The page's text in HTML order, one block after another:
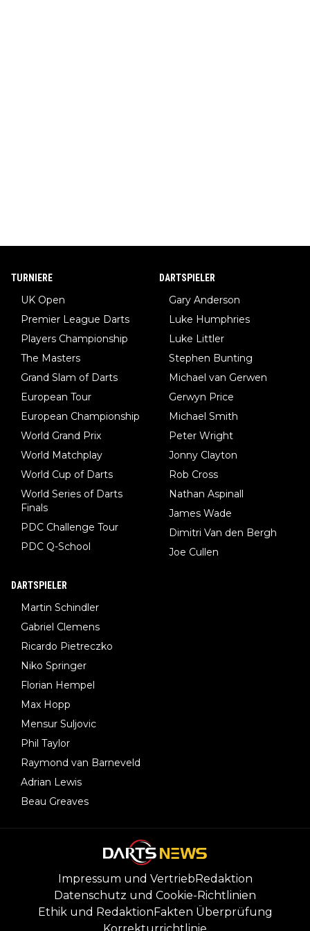
TURNIERE
UK Open
Premier League Darts
Players Championship
The Masters
Grand Slam of Darts
European Tour
European Championship
World Grand Prix
World Matchplay
World Cup of Darts
World Series of Darts
Finals
PDC Challenge Tour
PDC Q-School
DARTSPIELER
Gary Anderson
Luke Humphries
Luke Littler
Stephen Bunting
Michael van Gerwen
Gerwyn Price
Michael Smith
Peter Wright
Jonny Clayton
Rob Cross
Nathan Aspinall
James Wade
Dimitri Van den Bergh
Joe Cullen
DARTSPIELER
Martin Schindler
Gabriel Clemens
Ricardo Pietreczko
Niko Springer
Florian Hempel
Max Hopp
Mensur Suljovic
Phil Taylor
Raymond van Barneveld
Adrian Lewis
Beau Greaves
Impressum und Vertrieb Redaktion
Datenschutz und Cookie-Richtlinien
Ethik und Redaktion Fakten Überprüfung